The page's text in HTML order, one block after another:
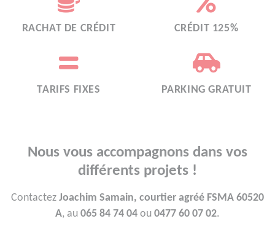
RACHAT DE CRÉDIT CRÉDIT 125%
TARIFS FIXES PARKING GRATUIT
Nous vous accompagnons dans vos
différents projets !
Contactez Joachim Samain, courtier agréé FSMA 60520
A, au 065 84 74 04 ou 0477 60 07 02.